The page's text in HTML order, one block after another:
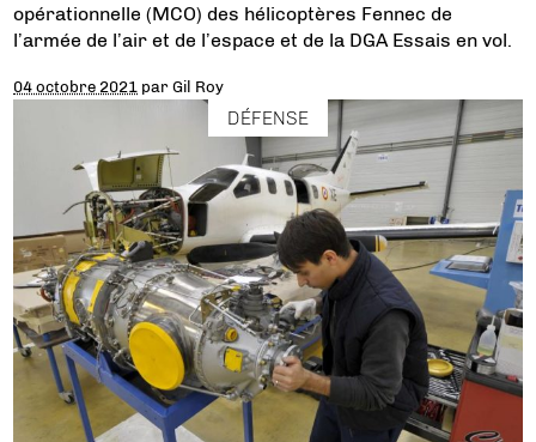
opérationnelle (MCO) des hélicoptères Fennec de
l’armée de l’air et de l’espace et de la DGA Essais en vol.
04 octobre 2021 parGil Roy
DÉFENSE